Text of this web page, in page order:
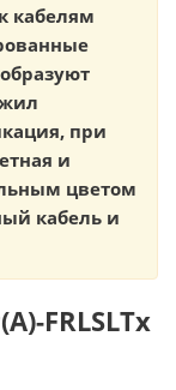
кабелям
жил
при
и
цветом
кабель и
FRLSLTx